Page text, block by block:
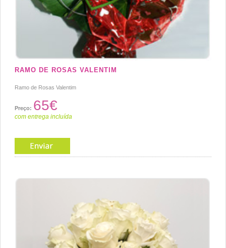
RAMO DE ROSAS VALENTIM
Ramo de Rosas Valentim
Preço: 65€
com entrega incluída